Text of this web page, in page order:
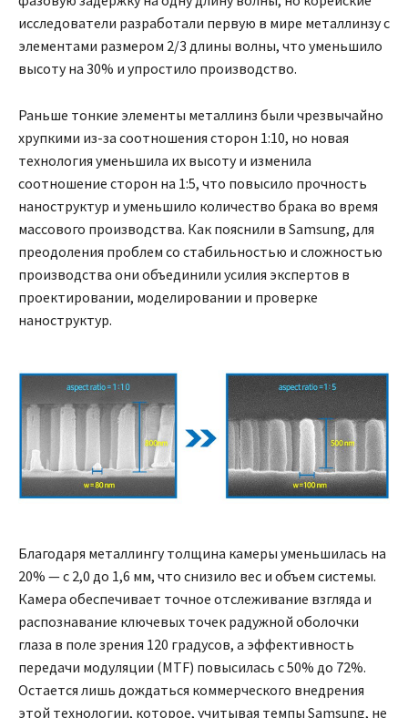
исследователи разработали первую в мире металлинзу с
элементами размером 2/3 длины волны, что уменьшило
высоту на 30% и упростило производство.
Раньше тонкие элементы металлинз были чрезвычайно
хрупкими из-за соотношения сторон 1:10, но новая
технология уменьшила их высоту и изменила
соотношение сторон на 1:5, что повысило прочность
наноструктур и уменьшило количество брака во время
массового производства. Как пояснили в Samsung, для
преодоления проблем со стабильностью и сложностью
производства они объединили усилия экспертов в
проектировании, моделировании и проверке
наноструктур.
Благодаря металлингу толщина камеры уменьшилась на
20% — с 2,0 до 1,6 мм, что снизило вес и объем системы.
Камера обеспечивает точное отслеживание взгляда и
распознавание ключевых точек радужной оболочки
глаза в поле зрения 120 градусов, а эффективность
передачи модуляции (MTF) повысилась с 50% до 72%.
Остается лишь дождаться коммерческого внедрения
этой технологии, которое, учитывая темпы Samsung, не